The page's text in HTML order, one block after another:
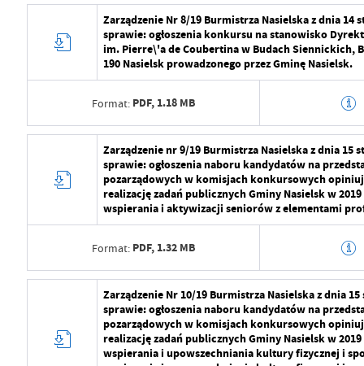
Data ostatniej aktualizacji 2024-07-29
Ostatnio zaktualizował Radosław
Wytworzył Radosław
2024-07-29
Opublikował Radosław
Data ostatniej aktualizacji 2024-07-29
Ostatnio zaktualizował Radosław
Zarządzenie Nr 8/19 Burmistrza Nasielska z dnia 14
sprawie: ogłoszenia konkursu na stanowisko
im. Pierre\'a de Coubertina w Budach Siennickich,
190 Nasielsk prowadzonego przez Gminę Nasielsk.
Format: PDF, 1.18 MB
Wytworzył Radosław
Data opublikowania 2024-07-29
Data ostatniej aktualizacji 2024-07-29
Ostatnio zaktualizował Radosław
Zarządzenie nr 9/19 Burmistrza Nasielska z dnia 15
sprawie: ogłoszenia naboru kandydatów na
pozarządowych w komisjach konkursowych
realizację zadań publicznych Gminy Nasielsk w
wspierania i aktywizacji seniorów z elementami
Format: PDF, 1.32 MB
Radosław
Data opublikowania 2024-07-29
Zarządzenie Nr 10/19 Burmistrza Nasielska z dnia
sprawie: ogłoszenia naboru kandydatów na
pozarządowych w komisjach konkursowych
realizację zadań publicznych Gminy Nasielsk w
wspierania i upowszechniania kultury fizycznej i